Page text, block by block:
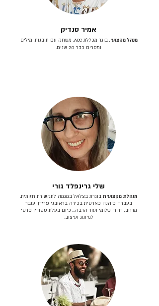
אמיר סנדיק
מנהל מקצועי
, בוגר מכללת ACC, משחק עם תובנות, מילים
ומסרים כבר 20 שנים.
שלי גרינפלד גורי
מנהלת מקצועית בוגרת בצלאל במגמה לתקשורת חזותית.
בעברה כיהנה כארטית בכירה בראובני פרידן, ענבר
מרחב, דרורי שלומי ועוד הרבה… כיום בעלת סטודיו פרטי
למיתוג ועיצוב.